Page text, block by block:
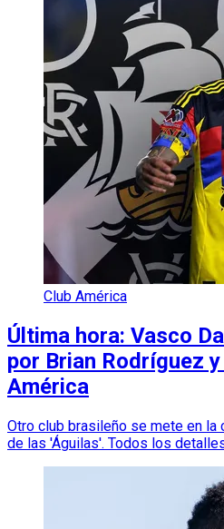
Club América
Última hora: Vasco
por Brian Rodríguez
América
Otro club brasileño se mete en la
de las 'Águilas'. Todos los